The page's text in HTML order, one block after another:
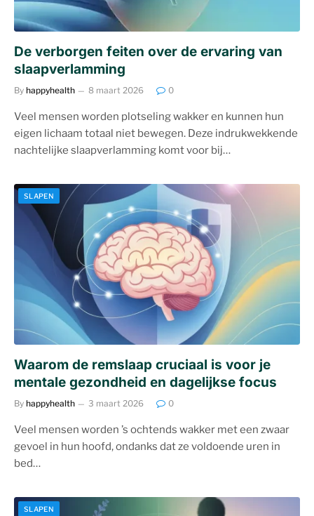
De verborgen feiten over de ervaring van
slaapverlamming
By happyhealth 8 maart 2026 0
Veel mensen worden plotseling wakker en kunnen hun
eigen lichaam totaal niet bewegen. Deze indrukwekkende
nachtelijke slaapverlamming komt voor bij…
SLAPEN
Waarom de remslaap cruciaal is voor je
mentale gezondheid en dagelijkse focus
By happyhealth 3 maart 2026 0
Veel mensen worden ’s ochtends wakker met een zwaar
gevoel in hun hoofd, ondanks dat ze voldoende uren in
bed…
SLAPEN